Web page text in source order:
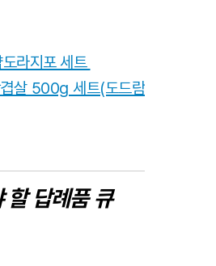
라지포 세트
살 500g 세트(도드람
할 답례품 큐